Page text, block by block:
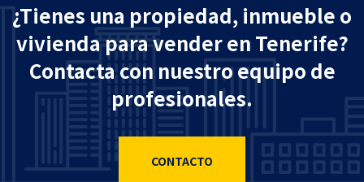
¿Tienes una propiedad, inmueble o
vivienda para vender en Tenerife?
Contacta con nuestro equipo de
profesionales.
CONTACTO